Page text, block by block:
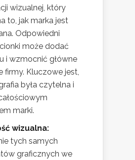
wizualnej, który
to, jak marka jest
Odpowiedni
może dodać
i wzmocnić główne
firmy. Kluczowe jest,
była czytelna i
marki.
wizualna:
tych samych
graficznych we